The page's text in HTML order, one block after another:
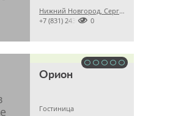
Нижний Новгород, Сергиевская, 12

+7 (831) 24330010
Орион
Гостиница